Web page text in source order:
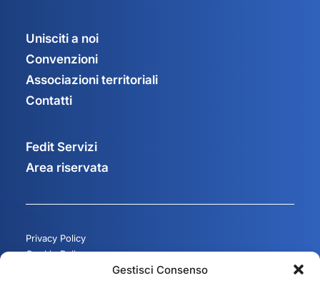
Gestisci Consenso
Unisciti a noi
Convenzioni
Associazioni territoriali
Contatti
Fedit Servizi
Area riservata
Privacy Policy
Cookie Policy